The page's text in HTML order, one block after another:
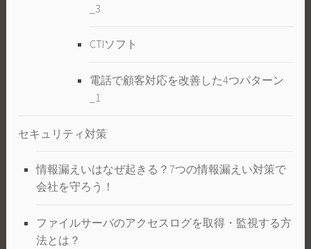
_3
CTIソフト
電話で顧客対応を改善した4つパターン
_1
セキュリティ対策
情報漏えいはなぜ起きる？7つの情報漏えい対策で
会社を守ろう！
ファイルサーバのアクセスログを取得・監視する方
法とは？